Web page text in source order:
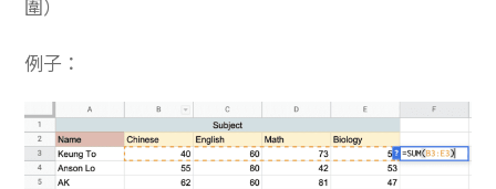
圍）
例子：